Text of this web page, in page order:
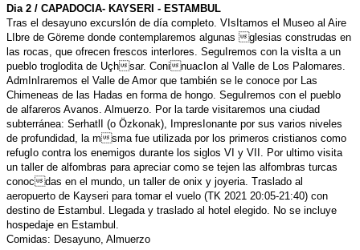
Dia 2 / CAPADOCIA- KAYSERI - ESTAMBUL
Tras el desayuno excursIón de día completo. VIsItamos el Museo al Aire
LIbre de Göreme donde contemplaremos algunas glesias construdas en
las rocas, que ofrecen frescos interIores. SeguIremos con la visIta a un
pueblo troglodita de Uçhsar. ConinuacIon al Valle de Los Palomares.
AdmInIraremos el Valle de Amor que también se le conoce por Las
Chimeneas de las Hadas en forma de hongo. SeguIremos con el pueblo
de alfareros Avanos. Almuerzo. Por la tarde visitaremos una ciudad
subterránea: SerhatlI (o Özkonak), ImpresIonante por sus varios niveles
de profundidad, la msma fue utilizada por los primeros cristianos como
refugIo contra los enemigos durante los siglos VI y VII. Por ultimo visita
un taller de alfombras para apreciar como se tejen las alfombras turcas
conocdas en el mundo, un taller de onix y joyeria. Traslado al
aeropuerto de Kayseri para tomar el vuelo (TK 2021 20:05-21:40) con
destino de Estambul. Llegada y traslado al hotel elegido. No se incluye
hospedaje en Estambul.
Comidas: Desayuno, Almuerzo